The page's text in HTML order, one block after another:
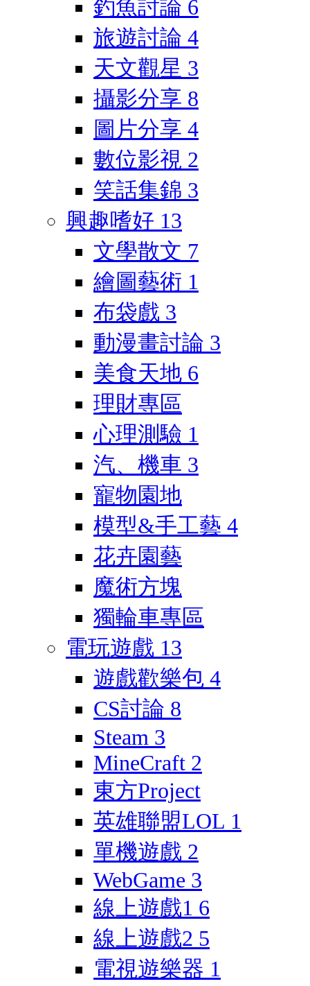
釣魚討論 6
旅遊討論 4
天文觀星 3
攝影分享 8
圖片分享 4
數位影視 2
笑話集錦 3
興趣嗜好 13
文學散文 7
繪圖藝術 1
布袋戲 3
動漫畫討論 3
美食天地 6
理財專區
心理測驗 1
汽、機車 3
寵物園地
模型&手工藝 4
花卉園藝
魔術方塊
獨輪車專區
電玩遊戲 13
遊戲歡樂包 4
CS討論 8
Steam 3
MineCraft 2
東方Project
英雄聯盟LOL 1
單機遊戲 2
WebGame 3
線上遊戲1 6
線上遊戲2 5
電視遊樂器 1